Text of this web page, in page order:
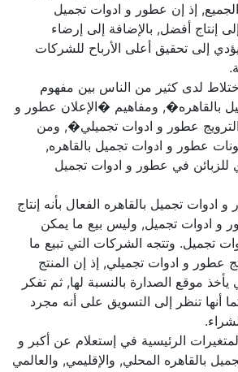
إذ إن عطور و ادوات تجميل
إنتاج أفضل, بالإضافة إلى إرضاء
إلى تحقيق أعلى الأرباح للشركات
لدى كثير من الناس بين مفهوم
ومفاهيم �الإعلان عطور و
عطور و ادوات تجميلي�, ومن
عطور و ادوات تجميل بالقاهره,
في عطور و ادوات تجميل
تجميل بالقاهره الفعال بأنه إنتاج
ادوات تجميل, وليس بيع ما يمكن
تجميل. وتتجه الشركات التي تبيع ما
عطور و ادوات تجميلي, إذ إن المنتج
موقع الصدارة بالنسبة لها, ثم تفكر
أنها تنظر إلى التسويق على أنه مجرد
الرئيسية في إستعلام عن أكبر و
بالقاهره المحلي, والإقليمي, والعالمي